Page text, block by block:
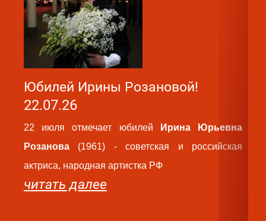
Юбилей Ирины Розановой!
22.07.26
22 июля отмечает юбилей Ирина Юрьевна
Розанова (1961) - советская и российская
актриса, народная артистка РФ
читать далее